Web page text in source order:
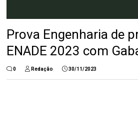
Prova Engenharia de
ENADE 2023 com
0 Redação 30/11/2023